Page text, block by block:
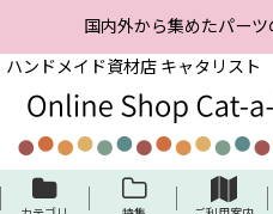
国内外から集めたパー
ハンドメイド資材店 キャタリスト